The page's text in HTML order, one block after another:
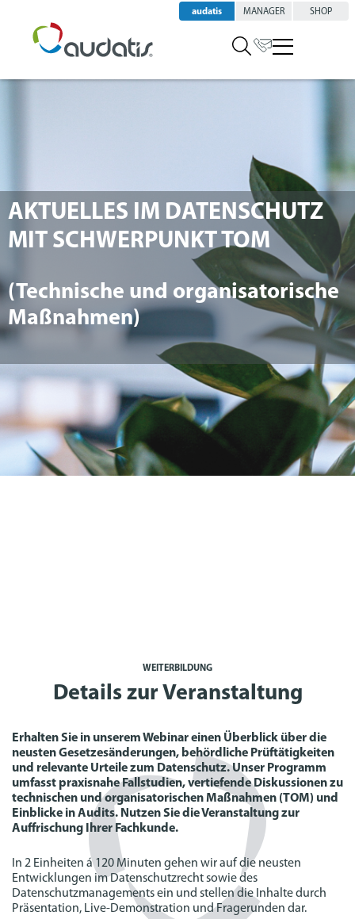
audatis MANAGER SHOP
AKTUELLES IM DATENSCHUTZ
MIT SCHWERPUNKT TOM
(Technische und organisatorische
Maßnahmen)
WEITERBILDUNG
Details zur Veranstaltung
Erhalten Sie in unserem Webinar einen Überblick über die
neusten Gesetzesänderungen, behördliche Prüftätigkeiten
und relevante Urteile zum Datenschutz. Unser Programm
umfasst praxisnahe Fallstudien, vertiefende Diskussionen zu
technischen und organisatorischen Maßnahmen (TOM) und
Einblicke in Audits. Nutzen Sie die Veranstaltung zur
Auffrischung Ihrer Fachkunde.
In 2 Einheiten á 120 Minuten gehen wir auf die neusten
Entwicklungen im Datenschutzrecht sowie des
Datenschutzmanagements ein und stellen die Inhalte durch
Präsentation, Live-Demonstration und Fragerunden dar.